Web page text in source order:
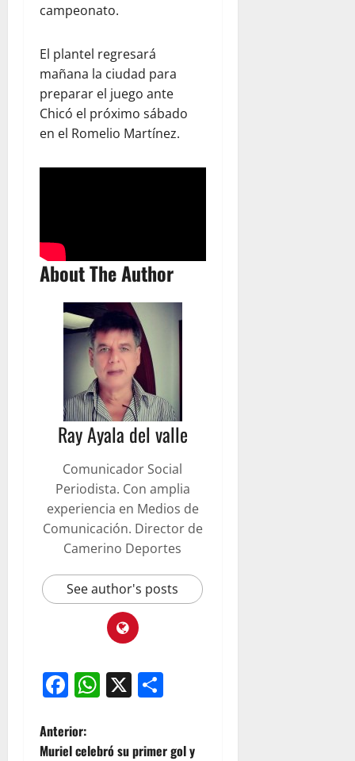
campeonato.
El plantel regresará
mañana la ciudad para
preparar el juego ante
Chicó el próximo sábado
en el Romelio Martínez.
About The Author
Ray Ayala del valle
Comunicador Social
Periodista. Con amplia
experiencia en Medios de
Comunicación. Director de
Camerino Deportes
See author's posts
Facebook
WhatsApp
X
Anterior:
Muriel celebró su primer gol y